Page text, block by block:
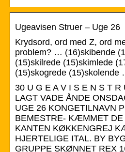
Ugeavisen Struer – Uge 26
Krydsord, ord med Z, ord
problem? … (16)skibende
(15)skilrede (15)skimlede
(15)skogrede (15)skolende
30 U G E A V I S E N S T R
LAGT VADE ÅNDE
UGE 26 KONGETILNAVN
BEMESTRE- KÆMMET DE
KANTEN KØKKENGREJ
HJERTELIGE ITAL. BY
GRUPPE SKØNNET REX